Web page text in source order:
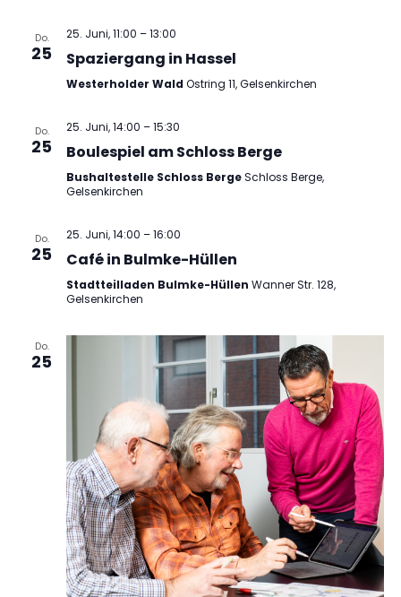
Do.
25
25. Juni, 11:00 –13:00
Spaziergang in Hassel
Westerholder Wald Ostring 11, Gelsenkirchen
Do.
25
25. Juni, 14:00 –15:30
Boulespiel am Schloss Berge
Bushaltestelle Schloss BergeSchloss Berge,
Gelsenkirchen
Do.
25
25. Juni, 14:00 –16:00
Café in Bulmke-Hüllen
Stadtteilladen Bulmke-Hüllen Wanner Str. 128,
Gelsenkirchen
Do.
25